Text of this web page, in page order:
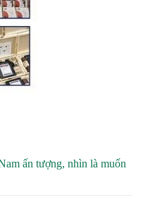
ấn tượng, nhìn là muốn